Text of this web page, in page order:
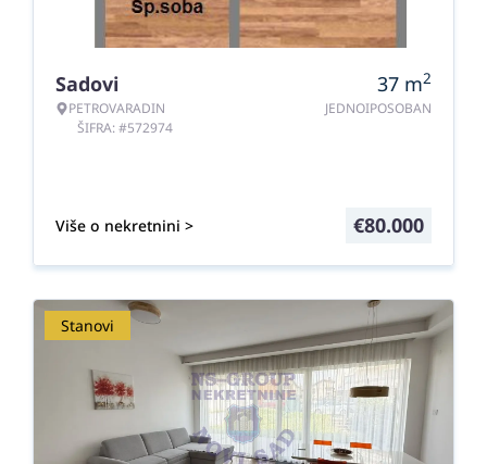
Sadovi
PETROVARADIN
ŠIFRA: #572974
37 m2
JEDNOIPOSOBAN
Više o nekretnini > €80.000
Stanovi